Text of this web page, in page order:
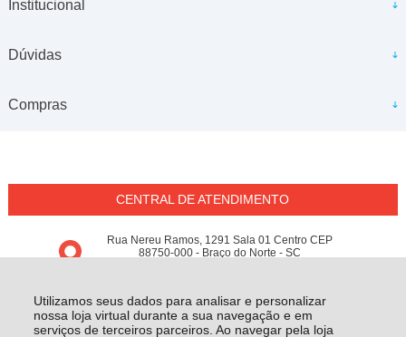
Utilizamos seus dados para analisar e personalizar
nossa loja virtual durante a sua navegação e em
serviços de terceiros parceiros. Ao navegar pela loja
Institucional
Dúvidas
Compras
CENTRAL DE ATENDIMENTO
Rua Nereu Ramos, 1291 Sala 01 Centro CEP
88750-000 - Braço do Norte - SC
18.797.148/0001-64 - Todos os direitos reservados-Conceito M
2026